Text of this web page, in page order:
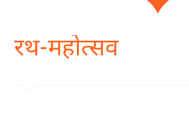
रथ-महोत्सव